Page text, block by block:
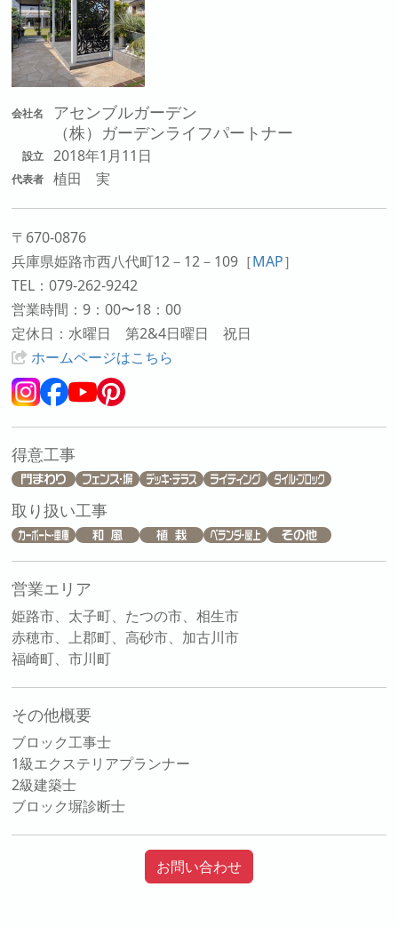
会社名
アセンブルガーデン
（株）ガーデンライフパートナー
設立 2018年1月11日
代表者 植田 実
〒670-0876
兵庫県姫路市西八代町12－12－109 ［MAP］
TEL：079-262-9242
営業時間：9：00〜18：00
定休日：水曜日 第2&4日曜日 祝日
ホームページはこちら
得意工事
取り扱い工事
営業エリア
姫路市、太子町、たつの市、相生市
赤穂市、上郡町、高砂市、加古川市
福崎町、市川町
その他概要
ブロック工事士
1級エクステリアプランナー
2級建築士
ブロック塀診断士
お問い合わせ